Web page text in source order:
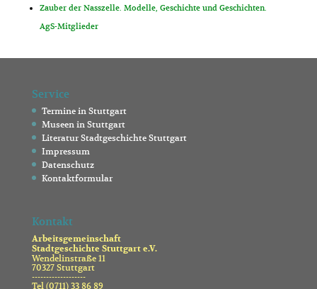
Zauber der Nasszelle. Modelle, Geschichte und Geschichten.
AgS-Mitglieder
Service
Termine in Stuttgart
Museen in Stuttgart
Literatur Stadtgeschichte Stuttgart
Impressum
Datenschutz
Kontaktformular
Kontakt
Arbeitsgemeinschaft
Stadtgeschichte Stuttgart e.V.
Wendelinstraße 11
70327 Stuttgart
-------------------
Tel (0711) 33 86 89